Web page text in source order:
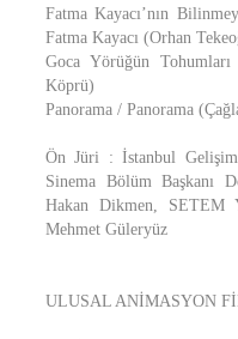
Fatma Kayacı’nın
Fatma Kayacı (Orhan
Goca Yörüğün
Köprü)
Panorama / Panorama
Ön Jüri : İstanbul
Sinema Bölüm Başkanı
Hakan Dikmen, SETEM
Mehmet Güleryüz
ULUSAL ANİMASYON